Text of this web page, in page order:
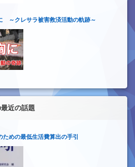
～クレサラ被害救済活動の軌跡～
近の話題
めの最低生活費算出の手引